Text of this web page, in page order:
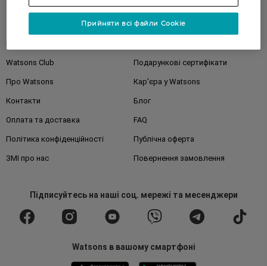
Watsons Club Подарункові сертифікати
Про Watsons Кар'єра у Watsons
Контакти Блог
Оплата та доставка FAQ
Політика конфіденційності Публічна оферта
ЗМІ про нас Повернення замовлення
Підписуйтесьна наші соц. мережі та месенджери
Watsons в вашому смартфоні
Прийняти всі файли Cookie